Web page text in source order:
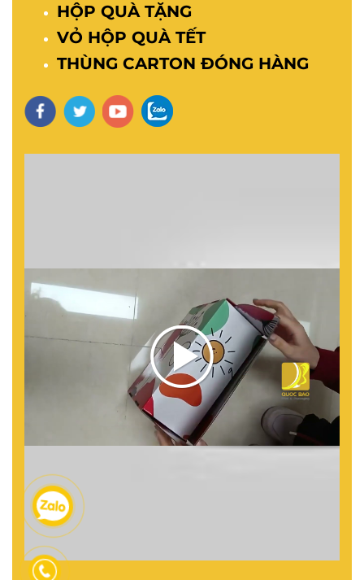
HỘP QUÀ TẶNG
VỎ HỘP QUÀ TẾT
THÙNG CARTON ĐÓNG HÀNG